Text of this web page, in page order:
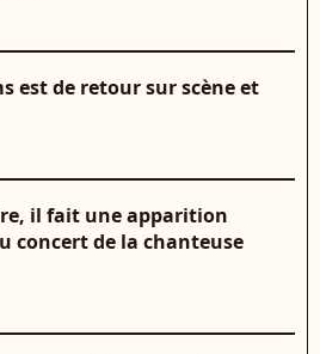
est de retour sur scène et
il fait une apparition
concert de la chanteuse